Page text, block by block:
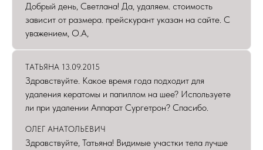
Добрый день, Светлана! Да, удаляем. стоимость
зависит от размера. прейскурант указан на сайте. С
уважением, О.А,
ТАТЬЯНА 13.09.2015
Здравствуйте. Какое время года подходит для
удаления кератомы и папиллом на шее? Используете
ли при удалении Аппарат Сургетрон? Спасибо.
ОЛЕГ АНАТОЛЬЕВИЧ
Здравствуйте, Татьяна! Видимые участки тела лучше